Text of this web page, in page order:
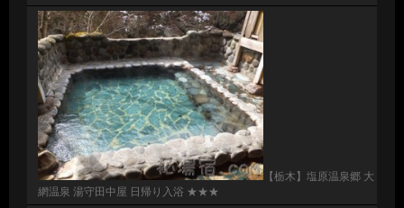
【栃木】塩原温泉郷 大
網温泉 湯守田中屋 日帰り入浴 ★★★